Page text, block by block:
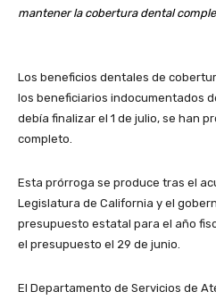
mantener la cobertura dental
Los beneficios dentales de
los beneficiarios indocumentados
debía finalizar el 1 de julio, se han
completo.
Esta prórroga se produce tras el
Legislatura de California y el
presupuesto estatal para el año
el presupuesto el 29 de junio.
El Departamento de Servicios de